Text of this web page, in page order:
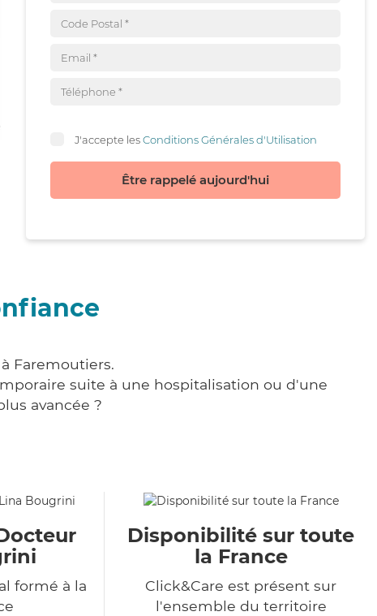
J'accepte lesConditions Générales d'Utilisation
Être rappelé aujourd'hui
Faremoutiers.
suite à une hospitalisation ou d'une
avancée ?
formé à la
Disponibilité sur toute
la France
Click&Care est présent sur
l'ensemble du territoire